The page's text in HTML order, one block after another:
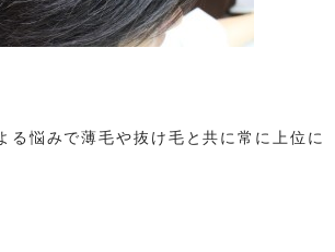
る悩みで薄毛や抜け毛と共に常に上位に